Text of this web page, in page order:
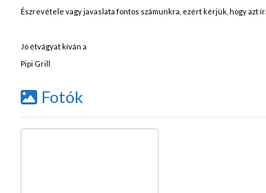
Észrevétele vagy javaslata fontos számunkra, ezért kérjük, hogy
Jó étvágyat kíván a
Pipi Grill
Fotók